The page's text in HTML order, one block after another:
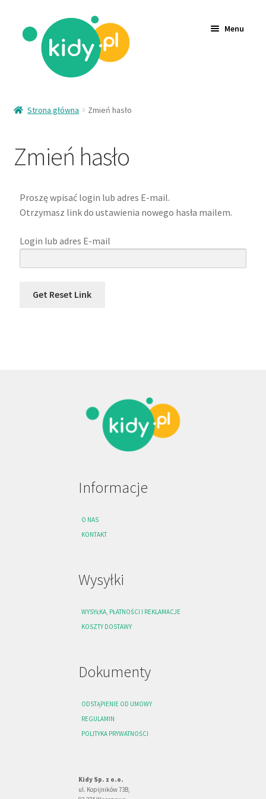
Menu
Ubrania
Logowanie
Rejestracja
Strona główna Zmień hasło
Zmień hasło
Proszę wpisać login lub adres E-mail.
Otrzymasz link do ustawienia nowego hasła mailem.
Login lub adres E-mail
Informacje
O NAS
KONTAKT
Wysyłki
WYSYŁKA, PŁATNOŚCI I REKLAMACJE
KOSZTY DOSTAWY
Dokumenty
ODSTĄPIENIE OD UMOWY
REGULAMIN
POLITYKA PRYWATNOŚCI
Kidy Sp. z o.o.
ul. Kopijników 73B,